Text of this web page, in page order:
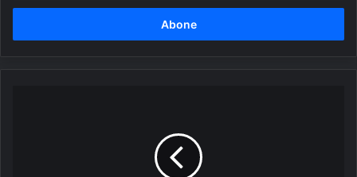
adresinizi